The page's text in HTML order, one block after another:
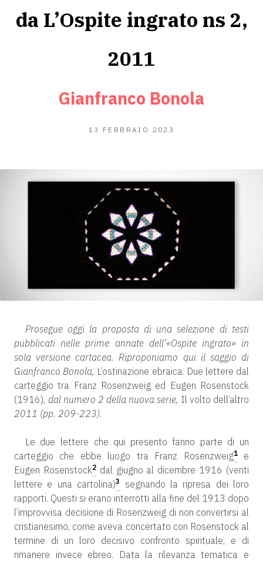
da L’Ospite ingrato ns 2,
2011
Gianfranco Bonola
13 FEBBRAIO 2023
Prosegue oggi la proposta di una selezione di testi
pubblicati nelle prime annate dell’«Ospite ingrato» in
sola versione cartacea. Riproponiamo qui il saggio di
Gianfranco Bonola, L’ostinazione ebraica. Due lettere dal
carteggio tra Franz Rosenzweig ed Eugen Rosenstock
(1916), dal numero 2 della nuova serie, Il volto dell’altro
2011 (pp. 209-223).
Le due lettere che qui presento fanno parte di un
carteggio che ebbe luogo tra Franz Rosenzweig1e
Eugen Rosenstock2dal giugno al dicembre 1916 (venti
lettere e una cartolina)3
segnando la ripresa dei loro
rapporti. Questi si erano interrotti alla fine del 1913 dopo
l’improvvisa decisione di Rosenzweig di non convertirsi al
cristianesimo, come aveva concertato con Rosenstock al
termine di un loro decisivo confronto spirituale, e di
rimanere invece ebreo. Data la rilevanza tematica e